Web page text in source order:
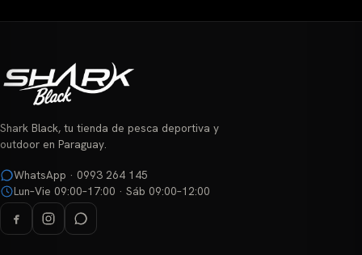
Las
en
producto
Shark Black, tu tienda de pesca deportiva y
outdoor en Paraguay.
WhatsApp · 0993 264 145
Lun–Vie 09:00–17:00 · Sáb 09:00–12:00